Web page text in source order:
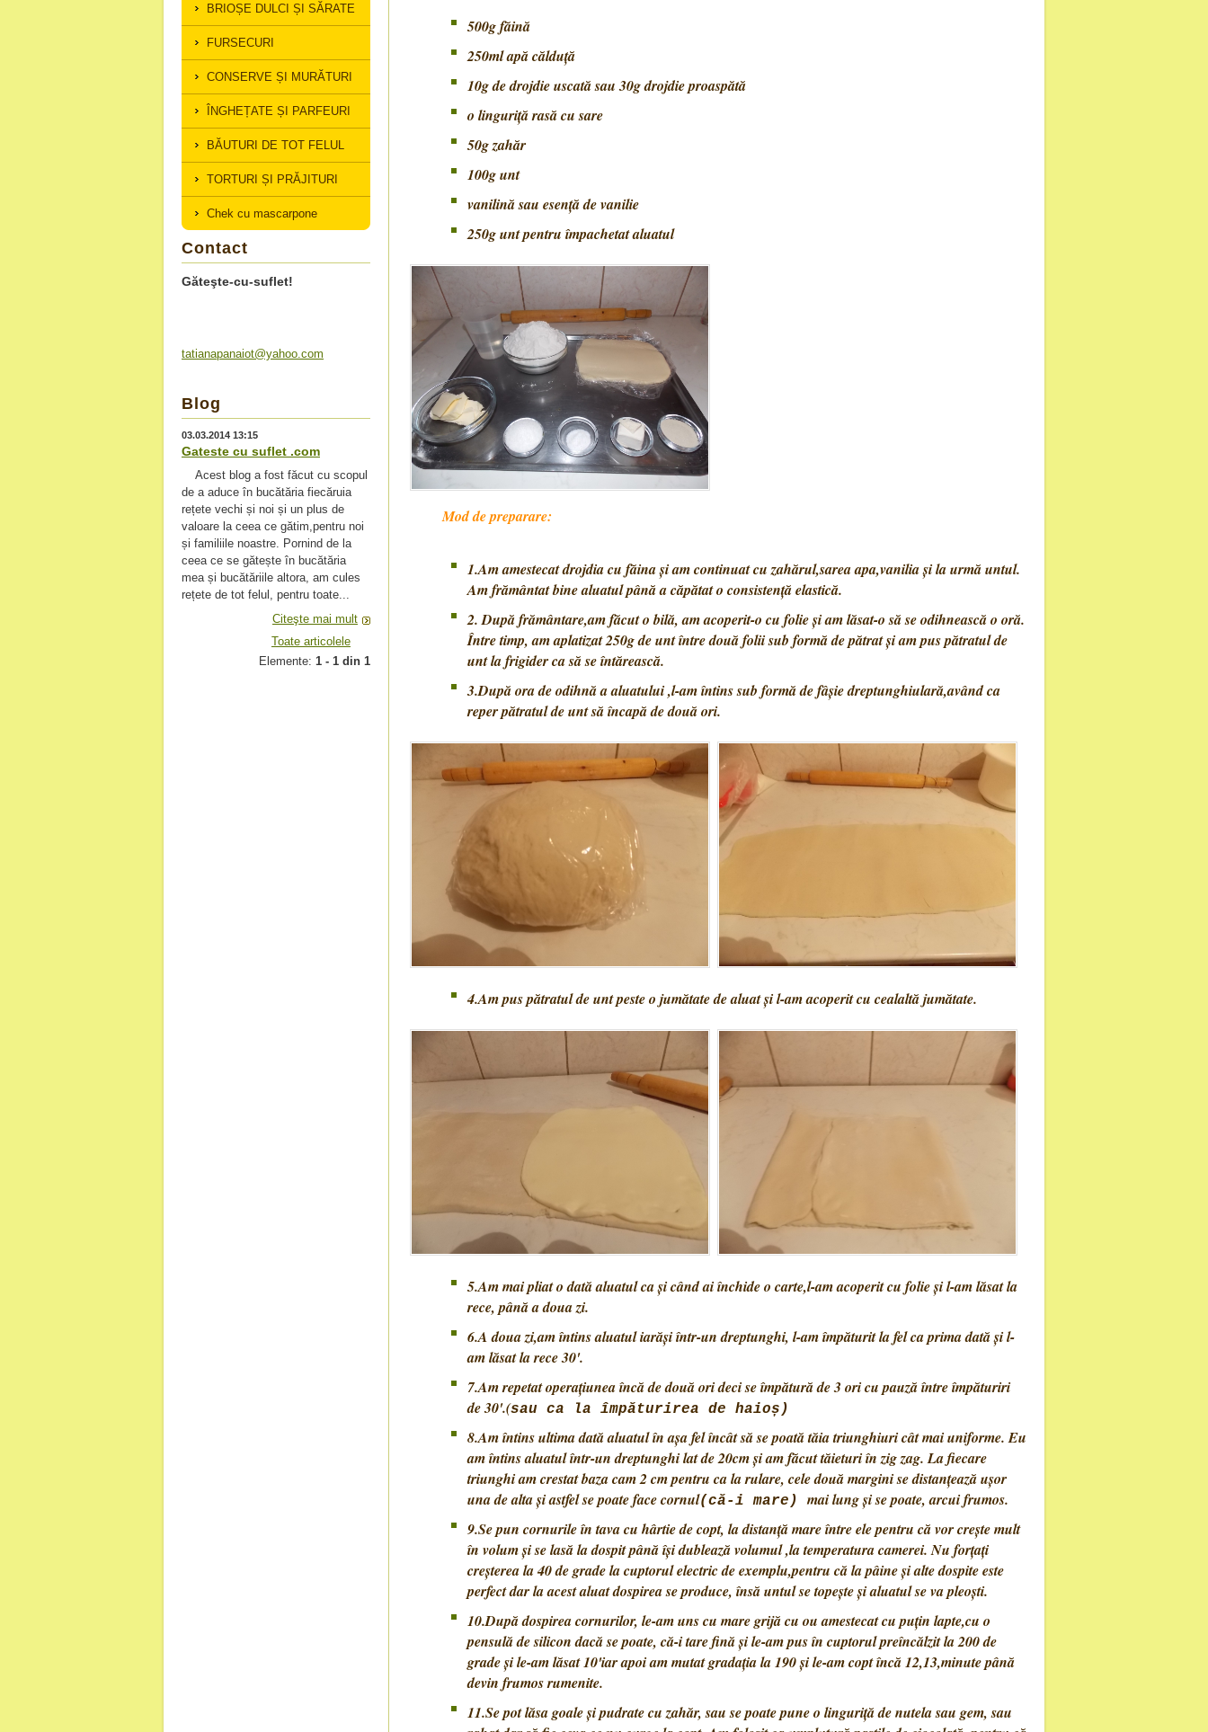
500g făină
250ml apă călduță
10g de drojdie uscată sau 30g drojdie proaspătă
o linguriță rasă cu sare
50g zahăr
100g unt
vanilină sau esență de vanilie
250g unt pentru împachetat aluatul
Mod de preparare:
1.Am amestecat drojdia cu făina și am continuat cu zahărul,sarea apa,vanilia și la urmă untul.
Am frământat bine aluatul până a căpătat o consistență elastică.
2. După frământare,am făcut o bilă, am acoperit-o cu folie și am lăsat-o să se odihnească o oră.
Între timp, am aplatizat 250g de unt între două folii sub formă de pătrat și am pus pătratul de
unt la frigider ca să se întărească.
3.După ora de odihnă a aluatului ,l-am întins sub formă de fâșie dreptunghiulară,având ca
reper pătratul de unt să încapă de două ori.
4.Am pus pătratul de unt peste o jumătate de aluat și l-am acoperit cu cealaltă jumătate.
5.Am mai pliat o dată aluatul ca și când ai închide o carte,l-am acoperit cu folie și l-am lăsat la
rece, până a doua zi.
6.A doua zi,am întins aluatul iarăși într-un dreptunghi, l-am împăturit la fel ca prima dată și l-
am lăsat la rece 30'.
7.Am repetat operațiunea încă de două ori deci se împătură de 3 ori cu pauză între împăturiri
de 30'.(sau ca la împăturirea de haioș)
8.Am întins ultima dată aluatul în așa fel încât să se poată tăia triunghiuri cât mai uniforme. Eu
am întins aluatul într-un dreptunghi lat de 20cm și am făcut tăieturi în zig zag. La fiecare
triunghi am crestat baza cam 2 cm pentru ca la rulare, cele două margini se distanțează ușor
una de alta și astfel se poate face cornul(că-i mare) mai lung și se poate, arcui frumos.
9.Se pun cornurile în tava cu hârtie de copt, la distanță mare între ele pentru că vor crește mult
în volum și se lasă la dospit până își dublează volumul ,la temperatura camerei. Nu forțați
creșterea la 40 de grade la cuptorul electric de exemplu,pentru că la pâine și alte dospite este
perfect dar la acest aluat dospirea se produce, însă untul se topește și aluatul se va pleoști.
10.După dospirea cornurilor, le-am uns cu mare grijă cu ou amestecat cu puțin lapte,cu o
pensulă de silicon dacă se poate, că-i tare fină și le-am pus în cuptorul preîncălzit la 200 de
grade și le-am lăsat 10'iar apoi am mutat gradația la 190 și le-am copt încă 12,13,minute până
devin frumos rumenite.
11.Se pot lăsa goale și pudrate cu zahăr, sau se poate pune o linguriță de nutela sau gem, sau
BRIOȘE DULCI ȘI SĂRATE
FURSECURI
CONSERVE ȘI MURĂTURI
ÎNGHEȚATE ȘI PARFEURI
BĂUTURI DE TOT FELUL
TORTURI ȘI PRĂJITURI
Chek cu mascarpone
Contact
Găteşte-cu-suflet!
tatianapanaiot@yahoo.com
Blog
03.03.2014 13:15
Gateste cu suflet .com
Acest blog a fost făcut cu scopul
de a aduce în bucătăria fiecăruia
rețete vechi și noi și un plus de
valoare la ceea ce gătim,pentru noi
și familiile noastre. Pornind de la
ceea ce se gătește în bucătăria
mea și bucătăriile altora, am cules
rețete de tot felul, pentru toate...
Citeşte mai mult
Toate articolele
Elemente: 1 - 1 din 1